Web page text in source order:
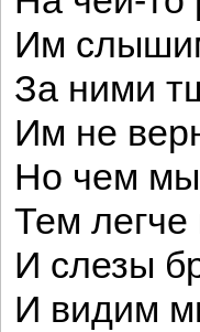
Им
За ними
Им не
Но чем мы
Тем
И слезы
И видим